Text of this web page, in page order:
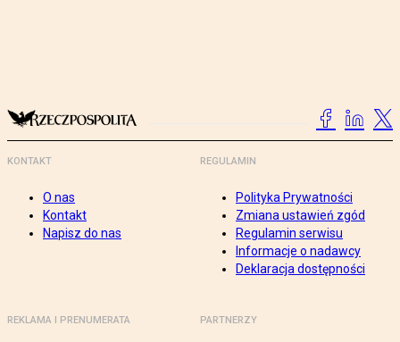
KONTAKT
O nas
Kontakt
Napisz do nas
REGULAMIN
Polityka Prywatności
Zmiana ustawień zgód
Regulamin serwisu
Informacje o nadawcy
Deklaracja dostępności
REKLAMA I PRENUMERATA PARTNERZY